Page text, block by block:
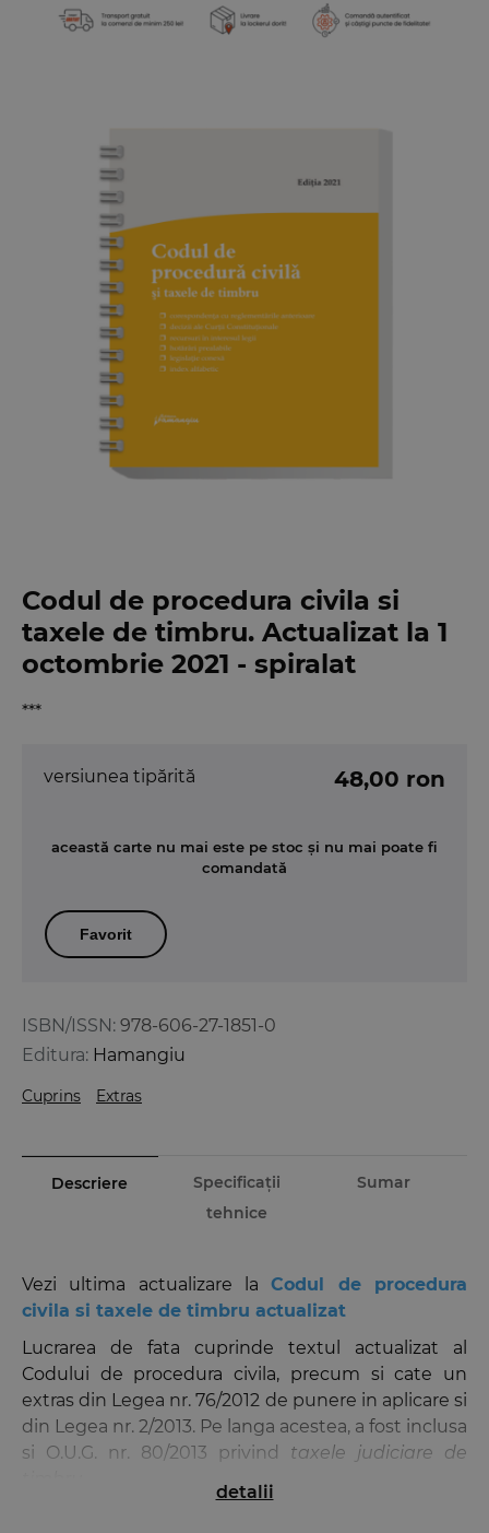
Codul de procedura civila si
taxele de timbru. Actualizat la 1
octombrie 2021 - spiralat
***
ISBN/ISSN: 978-606-27-1851-0
Editura: Hamangiu
Cuprins Extras
versiunea tipărită 48,00 ron
această carte nu mai este pe stoc și nu mai poate fi
comandată
Favorit
Descriere
Specificații
tehnice
Sumar
Vezi ultima actualizare laCodul de procedura
civila si taxele de timbru actualizat
Lucrarea de fata cuprinde textul actualizat al
Codului de procedura civila, precum si cate un
extras din Legea nr. 76/2012 de punere in aplicare si
din Legea nr. 2/2013. Pe langa acestea, a fost inclusa
si O.U.G. nr. 80/2013 privind
taxele judiciare de
detalii